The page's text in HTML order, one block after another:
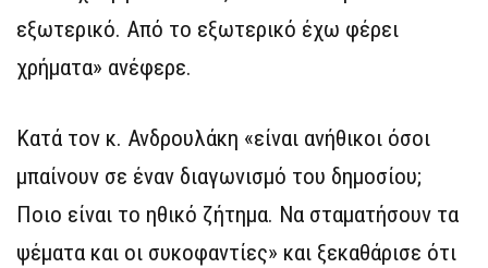
εξωτερικό. Από το εξωτερικό έχω φέρει
χρήματα» ανέφερε.
Κατά τον κ. Ανδρουλάκη «είναι ανήθικοι όσοι
μπαίνουν σε έναν διαγωνισμό του δημοσίου;
Ποιο είναι το ηθικό ζήτημα. Να σταματήσουν τα
ψέματα και οι συκοφαντίες» και ξεκαθάρισε ότι